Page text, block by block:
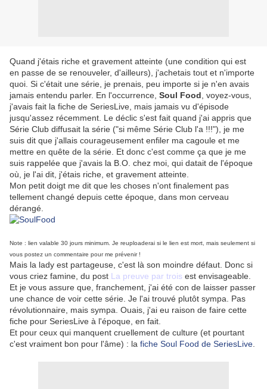
Quand j'étais riche et gravement atteinte (une condition qui est
en passe de se renouveler, d'ailleurs), j'achetais tout et n'importe
quoi. Si c'était une série, je prenais, peu importe si je n'en avais
jamais entendu parler. En l'occurrence, Soul Food , voyez-vous,
j'avais fait la fiche de SeriesLive, mais jamais vu d'épisode
jusqu'assez récemment. Le déclic s'est fait quand j'ai appris que
Série Club diffusait la série ("si même Série Club l'a !!!"), je me
suis dit que j'allais courageusement enfiler ma cagoule et me
mettre en quête de la série. Et donc c'est comme ça que je me
suis rappelée que j'avais la B.O. chez moi, qui datait de l'époque
où, je l'ai dit, j'étais riche, et gravement atteinte.
Mon petit doigt me dit que les choses n'ont finalement pas
tellement changé depuis cette époque, dans mon cerveau
dérangé.
Note : lien valable 30 jours minimum. Je reuploaderai si le lien est mort, mais seulement si
vous postez un commentaire pour me prévenir !
Mais la lady est partageuse, c'est là son moindre défaut. Donc si
vous criez famine, du post La preuve par trois est envisageable.
Et je vous assure que, franchement, j'ai été con de laisser passer
une chance de voir cette série. Je l'ai trouvé plutôt sympa. Pas
révolutionnaire, mais sympa. Ouais, j'ai eu raison de faire cette
fiche pour SeriesLive à l'époque, en fait.
Et pour ceux qui manquent cruellement de culture (et pourtant
c'est vraiment bon pour l'âme) : la fiche Soul Food de SeriesLive